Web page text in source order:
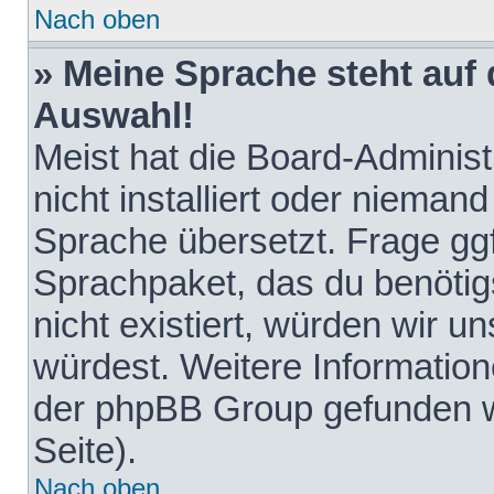
Nach oben
» Meine Sprache steht
Auswahl!
Meist hat die Board-
nicht installiert oder
Sprache übersetzt. Frage
Sprachpaket, das du
nicht existiert, würden wir
würdest. Weitere
der phpBB Group gefunden
Seite).
Nach oben